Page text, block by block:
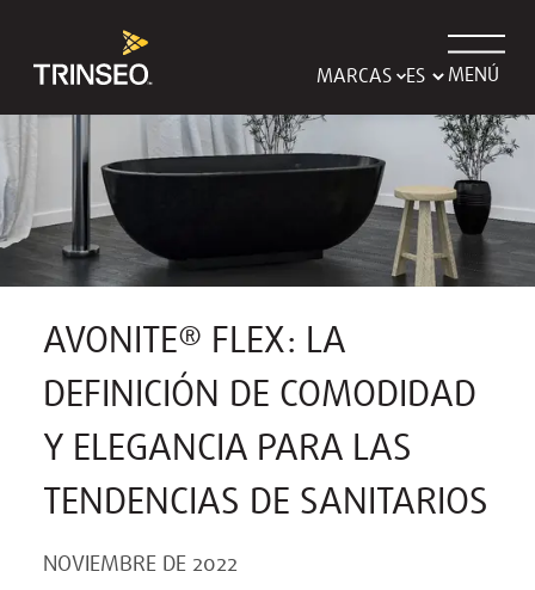
MARCAS MENÚ
AVONITE® FLEX: LA
DEFINICIÓN DE COMODIDAD
Y ELEGANCIA PARA LAS
TENDENCIAS DE SANITARIOS
NOVIEMBRE DE 2022